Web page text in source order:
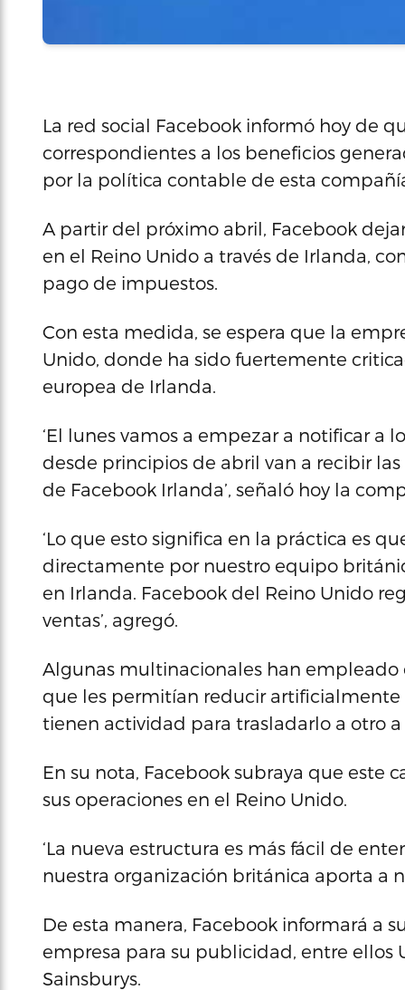
La red social Facebook informó hoy de
correspondientes a los beneficios
por la política contable de esta
A partir del próximo abril, Facebook
en el Reino Unido a través de Irlanda,
pago de impuestos.
Con esta medida, se espera que la
Unido, donde ha sido fuertemente
europea de Irlanda.
‘El lunes vamos a empezar a notificar a
desde principios de abril van a recibir
de Facebook Irlanda’, señaló hoy la
‘Lo que esto significa en la práctica es
directamente por nuestro equipo
en Irlanda. Facebook del Reino Unido
ventas’, agregó.
Algunas multinacionales han empleado
que les permitían reducir
tienen actividad para trasladarlo a otro
En su nota, Facebook subraya que este
sus operaciones en el Reino Unido.
‘La nueva estructura es más fácil de
nuestra organización británica aporta a
De esta manera, Facebook informará a
empresa para su publicidad, entre ellos
Sainsburys.